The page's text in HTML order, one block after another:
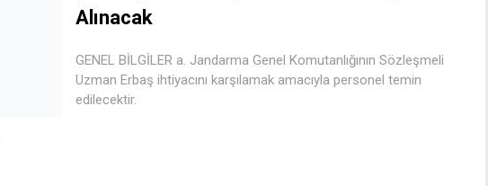
Alınacak
GENEL BİLGİLER a. Jandarma Genel Komutanlığının Sözleşmeli
Uzman Erbaş ihtiyacını karşılamak amacıyla personel temin
edilecektir.